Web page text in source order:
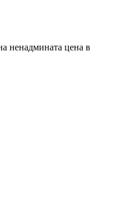
ненадмината цена в